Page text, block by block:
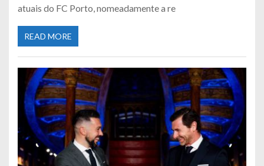
atuais do FC Porto, nomeadamente a re
READ MORE